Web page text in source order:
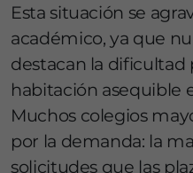
Esta situación se
académico, ya que
destacan la dificultad
habitación asequible
Muchos colegios
por la demanda: la
solicitudes que las